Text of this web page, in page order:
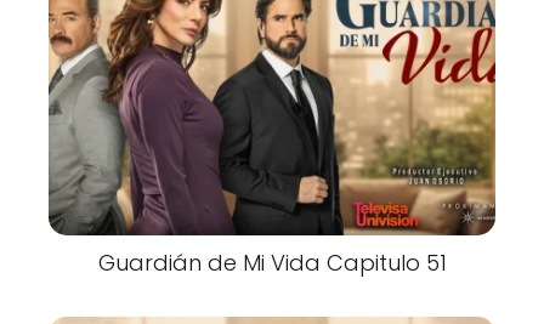
Guardián de Mi Vida Capitulo 51